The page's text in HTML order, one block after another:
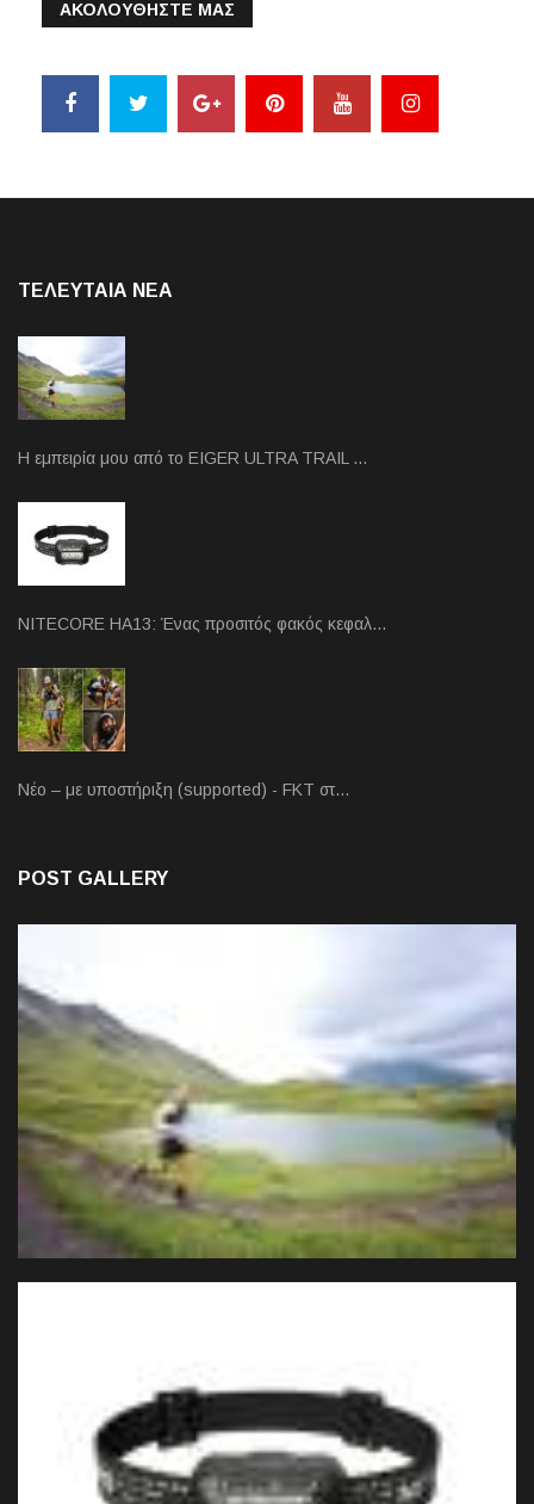
ΑΚΟΛΟΥΘΗΣΤΕ ΜΑΣ
ΤΕΛΕΥΤΑΙΑ NEA
Η εμπειρία μου από το EIGER ULTRA TRAIL …
NITECORE HA13: Ένας προσιτός φακός κεφαλ…
Νέο – με υποστήριξη (supported) - FKT στ…
POST GALLERY